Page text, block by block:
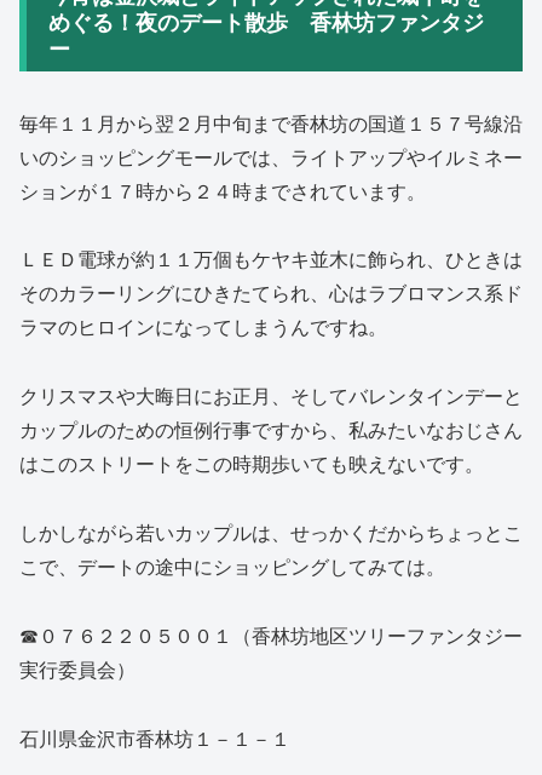
めぐる！夜のデート散歩 香林坊ファンタジ
ー
毎年１１月から翌２月中旬まで香林坊の国道１５７号線沿
いのショッピングモールでは、ライトアップやイルミネー
ションが１７時から２４時までされています。
ＬＥＤ電球が約１１万個もケヤキ並木に飾られ、ひときは
そのカラーリングにひきたてられ、心はラブロマンス系ド
ラマのヒロインになってしまうんですね。
クリスマスや大晦日にお正月、そしてバレンタインデーと
カップルのための恒例行事ですから、私みたいなおじさん
はこのストリートをこの時期歩いても映えないです。
しかしながら若いカップルは、せっかくだからちょっとこ
こで、デートの途中にショッピングしてみては。
☎０７６２２０５００１（香林坊地区ツリーファンタジー
実行委員会）
石川県金沢市香林坊１－１－１